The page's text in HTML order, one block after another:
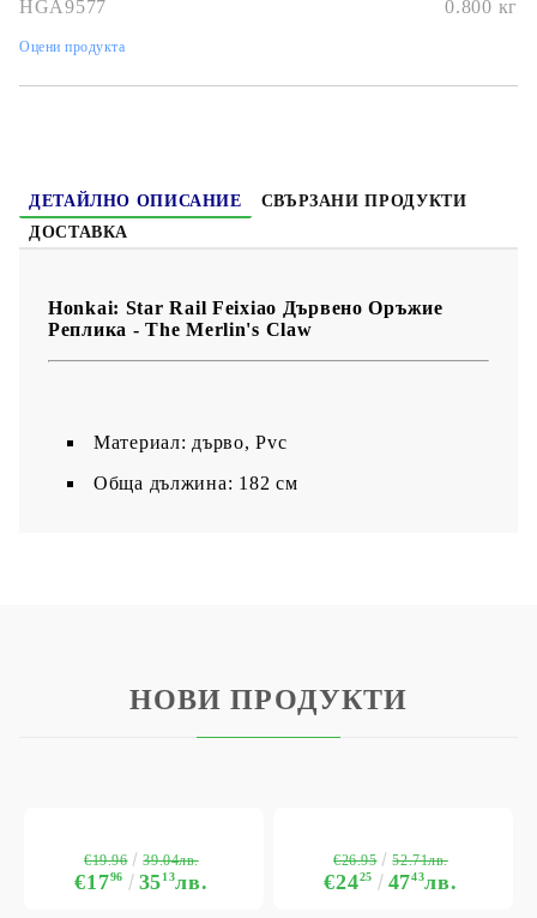
HGA9577 0.800 кг
Оцени продукта
ДЕТАЙЛНО ОПИСАНИЕ
СВЪРЗАНИ ПРОДУКТИ
ДОСТАВКА
Honkai: Star Rail Feixiao Дървено Оръжие
Реплика - The Merlin's Claw
Материал: дърво, Pvc
Обща дължина: 182 см
НОВИ ПРОДУКТИ
€1796 3513лв.
€19.96 39.04лв.
€2425 4743лв.
€26.95 52.71лв.